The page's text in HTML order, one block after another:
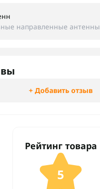
направленные антенны
+ Добавить отзыв
Рейтинг товара
5